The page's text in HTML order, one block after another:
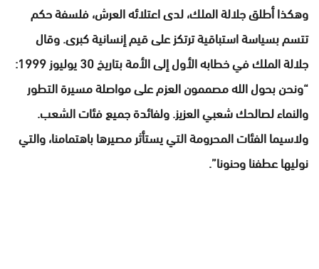
وهكذا أطلق جلالة الملك، لدى اعتلائه العرش، فلسفة حكم
تتسم بسياسة استباقية ترتكز على قيم إنسانية كبرى. وقال
جلالة الملك في خطابه الأول إلى الأمة بتاريخ 30 يوليوز 1999:
“ونحن بحول الله مصممون العزم على مواصلة مسيرة التطور
والنماء لصالحك شعبي العزيز. ولفائدة جميع فئات الشعب.
ولاسيما الفئات المحرومة التي يستأثر مصيرها باهتمامنا، والتي
نوليها عطفنا وحنونا”.